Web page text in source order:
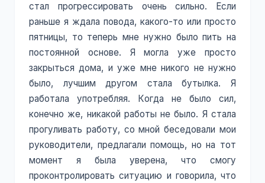
стал прогрессировать очень сильно. Если
раньше я ждала повода, какого-то или просто
пятницы, то теперь мне нужно было пить на
постоянной основе. Я могла уже просто
закрыться дома, и уже мне никого не нужно
было, лучшим другом стала бутылка. Я
работала употребляя. Когда не было сил,
конечно же, никакой работы не было. Я стала
прогуливать работу, со мной беседовали мои
руководители, предлагали помощь, но на тот
момент я была уверена, что смогу
проконтролировать ситуацию и говорила, что